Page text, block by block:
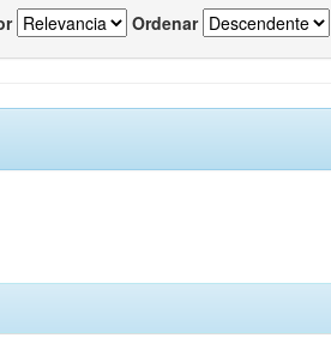
Ordenar